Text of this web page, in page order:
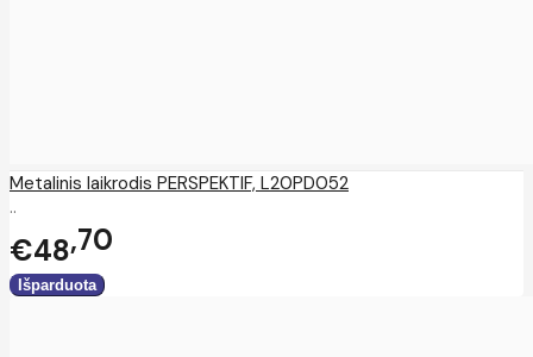
Metalinis laikrodis PERSPEKTIF, L20PD052
..
€48 70